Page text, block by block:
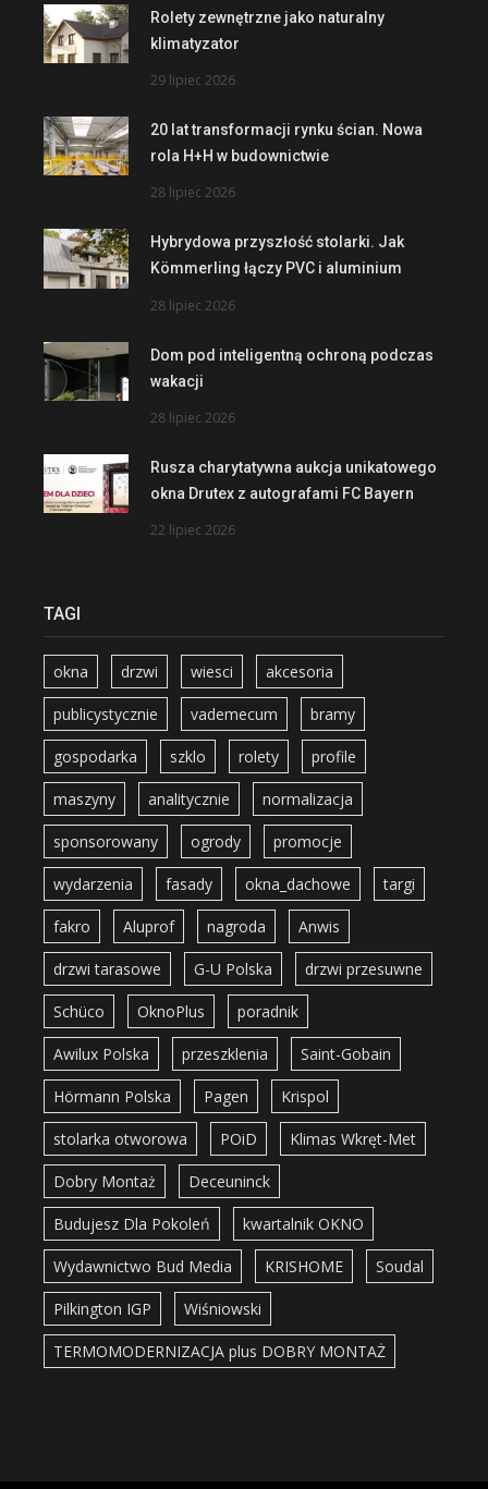
Rolety zewnętrzne jako naturalny
klimatyzator
29 lipiec 2026
20 lat transformacji rynku ścian. Nowa
rola H+H w budownictwie
28 lipiec 2026
Hybrydowa przyszłość stolarki. Jak
Kömmerling łączy PVC i aluminium
28 lipiec 2026
Dom pod inteligentną ochroną podczas
wakacji
28 lipiec 2026
Rusza charytatywna aukcja unikatowego
okna Drutex z autografami FC Bayern
22 lipiec 2026
TAGI
okna drzwi wiesci akcesoria
publicystycznie vademecum bramy
gospodarka szklo rolety profile
maszyny analitycznie normalizacja
sponsorowany ogrody promocje
wydarzenia fasady okna_dachowe targi
fakro Aluprof nagroda Anwis
drzwi tarasowe G-U Polska drzwi przesuwne
Schüco OknoPlus poradnik
Awilux Polska przeszklenia Saint-Gobain
Hörmann Polska Pagen Krispol
stolarka otworowa POiD Klimas Wkręt-Met
Dobry Montaż Deceuninck
Budujesz Dla Pokoleń kwartalnik OKNO
Wydawnictwo Bud Media KRISHOME Soudal
Pilkington IGP Wiśniowski
TERMOMODERNIZACJA plus DOBRY MONTAŻ